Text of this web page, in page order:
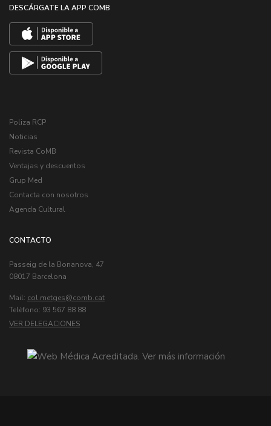
DESCÁRGATE LA APP COMB
Poliza RCP
Noticias
Revista CoMB
Ventajas y descuentos
Grup Med
Contacta con nosotros
Agenda Cultural
CONTACTO
Passeig de la Bonanova, 47
08017 Barcelona
Mail: col.metges
Telèfono: 93 567 88 88
VER DELEGACIONES